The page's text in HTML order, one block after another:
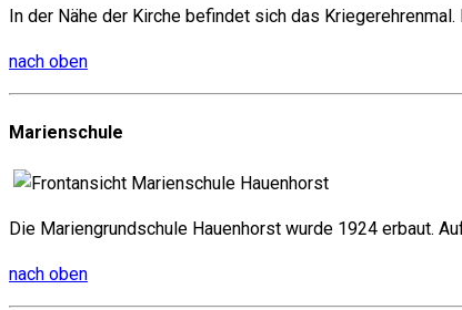
In der Nähe der Kirche befindet sich das
nach oben
Marienschule
Die Mariengrundschule Hauenhorst wurde 1924 erbaut.
nach oben